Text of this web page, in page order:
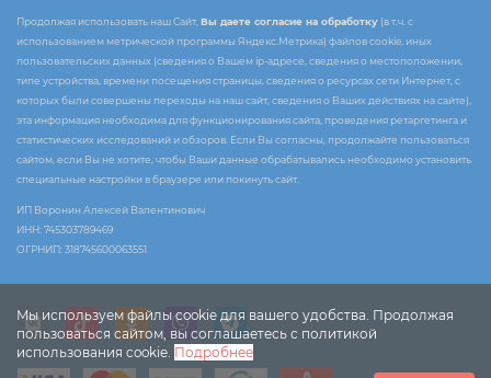
Мы используем файлы cookie для вашего удобства. Продолжая
пользоваться сайтом, вы соглашаетесь с политикой
использования cookie. Подробнее
Продолжая использовать наш Сайт, Вы даете согласие на обработку (в т.ч. с
использованием метрической программы Яндекс.Метрика) файлов cookie, иных
пользовательских данных (сведения о Вашем ip-адресе, сведения о местоположении,
типе устройства, времени посещения страницы, сведения о ресурсах сети Интернет, с
которых были совершены переходы на наш сайт, сведения о Ваших действиях на сайте),
эта информация необходима для функционирования сайта, проведения ретаргетинга и
статистических исследований и обзоров. Если Вы согласны, продолжайте пользоваться
сайтом, если Вы не хотите, чтобы Ваши данные обрабатывались необходимо установить
специальные настройки в браузере или покинуть сайт.
ИП Воронин Алексей Валентинович
ИНН: 745303789469
ОГРНИП: 318745600063551